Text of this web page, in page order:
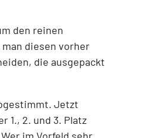
den reinen
diesen vorher
die ausgepackt
Jetzt
1., 2. und 3. Platz